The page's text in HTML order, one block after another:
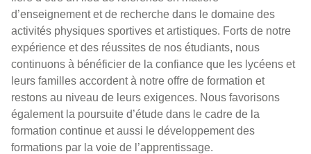
d’enseignement et de recherche dans le domaine des
activités physiques sportives et artistiques. Forts de notre
expérience et des réussites de nos étudiants, nous
continuons à bénéficier de la confiance que les lycéens et
leurs familles accordent à notre offre de formation et
restons au niveau de leurs exigences. Nous favorisons
également la poursuite d’étude dans le cadre de la
formation continue et aussi le développement des
formations par la voie de l’apprentissage.